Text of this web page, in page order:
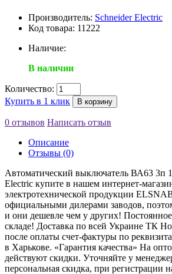
Производитель: Schneider Electric
Код товара: 11222
Наличие:
В наличии
Количество:
Купить в 1 клик
В корзину
0 отзывов Написать отзыв
Описание
Отзывы (0)
Автоматический выключатель ВА63 3п
Electric купите в нашем интернет-
электротехнической продукции
официальными дилерами заводов,
и они дешевле чем у других!
складе! Доставка по всей Украине ТК
после оплаты счет-фактуры по
в Харькове. «Гарантия качества» На
действуют скидки. Уточняйте у
персональная скидка, при регистрации